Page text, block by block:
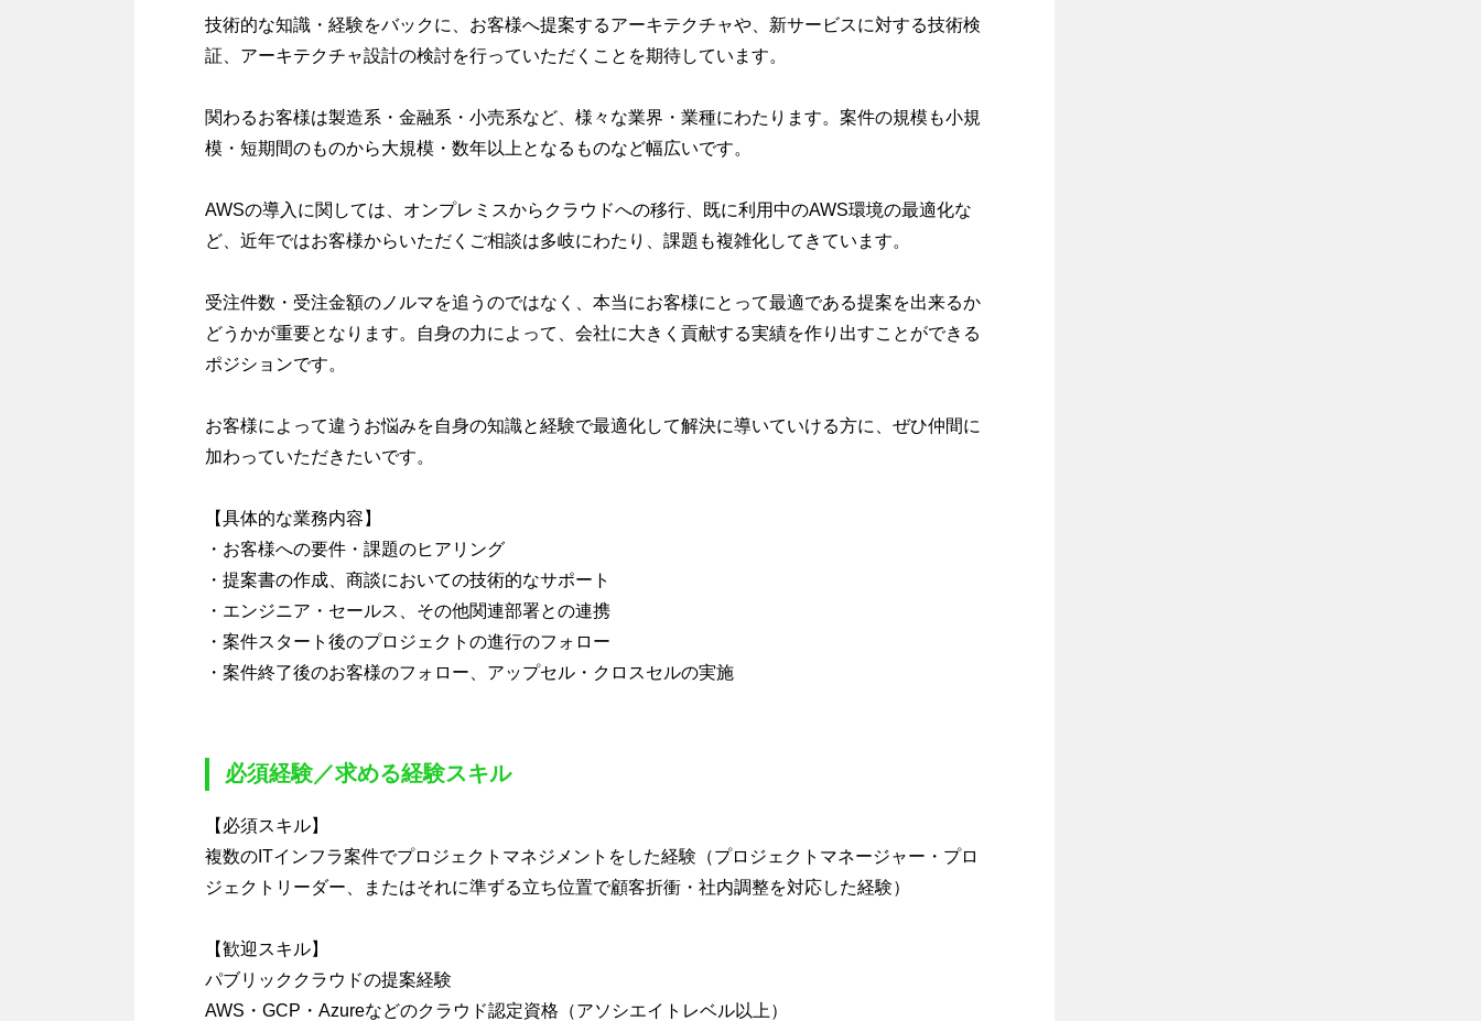
技術的な知識・経験をバックに、お客様へ提案するアーキテクチャや、新サービスに対する技術検
証、アーキテクチャ設計の検討を行っていただくことを期待しています。
関わるお客様は製造系・金融系・小売系など、様々な業界・業種にわたります。案件の規模も小規
模・短期間のものから大規模・数年以上となるものなど幅広いです。
AWSの導入に関しては、オンプレミスからクラウドへの移行、既に利用中のAWS環境の最適化な
ど、近年ではお客様からいただくご相談は多岐にわたり、課題も複雑化してきています。
受注件数・受注金額のノルマを追うのではなく、本当にお客様にとって最適である提案を出来るか
どうかが重要となります。自身の力によって、会社に大きく貢献する実績を作り出すことができる
ポジションです。
お客様によって違うお悩みを自身の知識と経験で最適化して解決に導いていける方に、ぜひ仲間に
加わっていただきたいです。
【具体的な業務内容】
・お客様への要件・課題のヒアリング
・提案書の作成、商談においての技術的なサポート
・エンジニア・セールス、その他関連部署との連携
・案件スタート後のプロジェクトの進行のフォロー
・案件終了後のお客様のフォロー、アップセル・クロスセルの実施
必須経験／求める経験スキル
【必須スキル】
複数のITインフラ案件でプロジェクトマネジメントをした経験（プロジェクトマネージャー・プロ
ジェクトリーダー、またはそれに準ずる立ち位置で顧客折衝・社内調整を対応した経験）
【歓迎スキル】
パブリッククラウドの提案経験
AWS・GCP・Azureなどのクラウド認定資格（アソシエイトレベル以上）